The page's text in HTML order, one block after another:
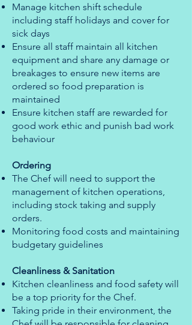
Manage kitchen shift schedule
including staff holidays and cover for
sick days
Ensure all staff maintain all kitchen
equipment and share any damage or
breakages to ensure new items are
ordered so food preparation is
maintained
Ensure kitchen staff are rewarded for
good work ethic and punish bad work
behaviour
Ordering
The Chef will need to support the
management of kitchen operations,
including stock taking and supply
orders.
Monitoring food costs and maintaining
budgetary guidelines
Cleanliness & Sanitation
Kitchen cleanliness and food safety will
be a top priority for the Chef.
Taking pride in their environment, the